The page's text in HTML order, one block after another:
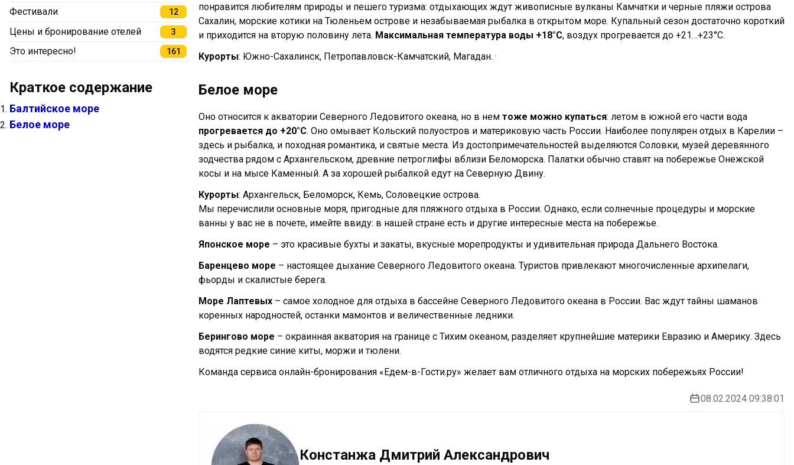
понравится любителям природы и пешего туризма: отдыхающих ждут живописные вулканы Камчатки и черные пляжи острова
Сахалин, морские котики на Тюленьем острове и незабываемая рыбалка в открытом море. Купальный сезон достаточно короткий
и приходится на вторую половину лета. Максимальная температура воды +18°С, воздух прогревается до +21…+23°С.
Курорты: Южно-Сахалинск, Петропавловск-Камчатский, Магадан. ·
Белое море
Оно относится к акватории Северного Ледовитого океана, но в нем тоже можно купаться: летом в южной его части вода
прогревается до +20°С. Оно омывает Кольский полуостров и материковую часть России. Наиболее популярен отдых в Карелии –
здесь и рыбалка, и походная романтика, и святые места. Из достопримечательностей выделяются Соловки, музей деревянного
зодчества рядом с Архангельском, древние петроглифы вблизи Беломорска. Палатки обычно ставят на побережье Онежской
косы и на мысе Каменный. А за хорошей рыбалкой едут на Северную Двину.
Курорты: Архангельск, Беломорск, Кемь, Соловецкие острова.
Мы перечислили основные моря, пригодные для пляжного отдыха в России. Однако, если солнечные процедуры и морские
ванны у вас не в почете, имейте ввиду: в нашей стране есть и другие интересные места на побережье.
Японское море – это красивые бухты и закаты, вкусные морепродукты и удивительная природа Дальнего Востока.
Баренцево море – настоящее дыхание Северного Ледовитого океана. Туристов привлекают многочисленные архипелаги,
фьорды и скалистые берега.
Море Лаптевых – самое холодное для отдыха в бассейне Северного Ледовитого океана в России. Вас ждут тайны шаманов
коренных народностей, останки мамонтов и величественные ледники.
Берингово море – окраинная акватория на границе с Тихим океаном, разделяет крупнейшие материки Евразию и Америку. Здесь
водятся редкие синие киты, моржи и тюлени.
Команда сервиса онлайн-бронирования «Едем-в-Гости.ру» желает вам отличного отдыха на морских побережьях России!
08.02.2024 09:38:01
Констанжа Дмитрий Александрович
Фестивали
12
Цены и бронирование отелей 3
Это интересно! 161
Краткое содержание
Балтийское море
Белое море